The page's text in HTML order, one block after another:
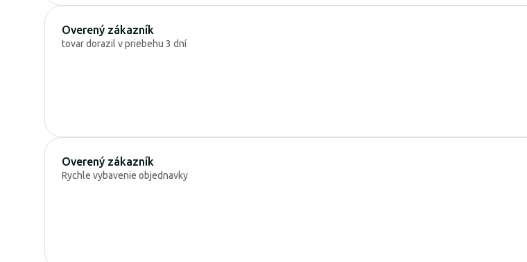
Overený zákazník
tovar dorazil v priebehu 3 dní
Overený zákazník
Rychle vybavenie objednavky